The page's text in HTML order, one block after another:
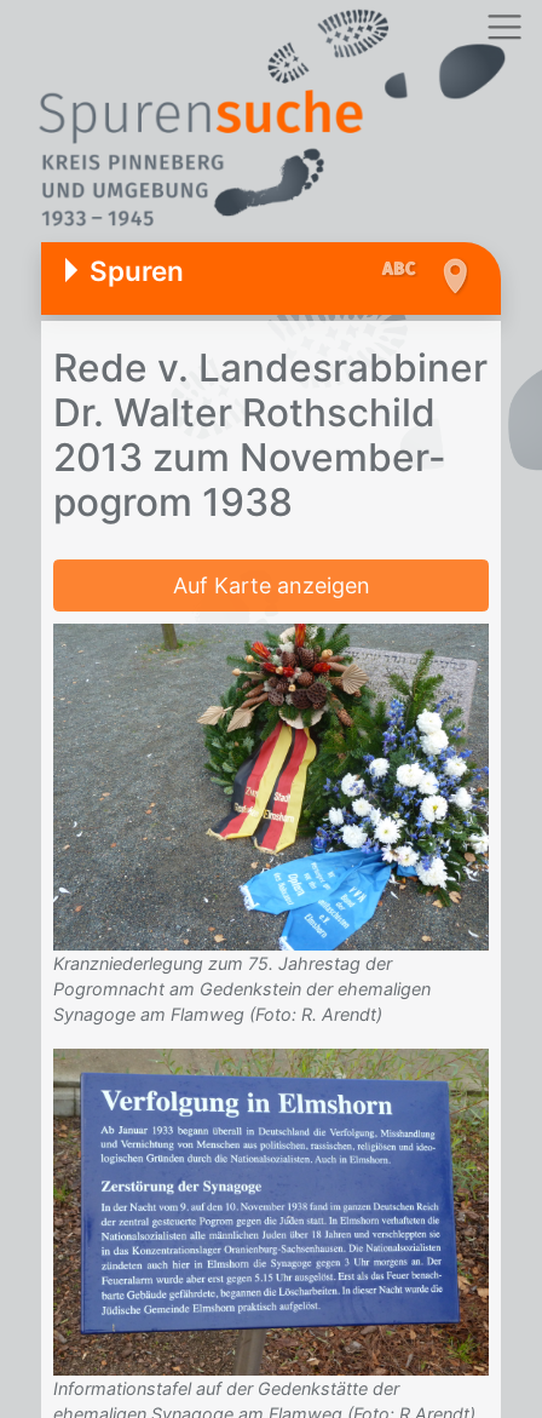
Spuren
Rede v. Lan­des­rab­bi­ner
Dr. Wal­ter Roth­schild
2013 zum No­vem­ber­
po­grom 1938
Auf Karte anzeigen
Kranzniederlegung zum 75. Jahrestag der
Pogromnacht am Gedenkstein der ehemaligen
Synagoge am Flamweg (Foto: R. Arendt)
Informationstafel auf der Gedenkstätte der
ehemaligen Synagoge am Flamweg (Foto: R.Arendt)